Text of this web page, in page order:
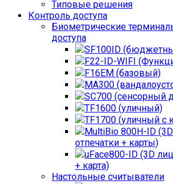
Типовые решения
Контроль доступа
Биометрические
доступа
SF100ID
F22-ID-WIFI
F16EM (базовый)
MA300
SC700 (сенсорный
TF1600 (уличный)
TF1700 (уличный с
MultiBio 800H-ID
отпечатки + карты)
uFace800-ID (3D
+ карта)
Настольные считыватели